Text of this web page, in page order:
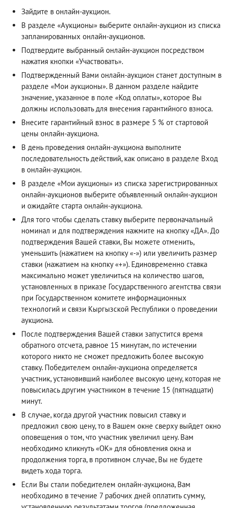
Зайдите в онлайн-аукцион.
В разделе «Аукционы» выберите онлайн-аукцион из списка
запланированных онлайн-аукционов.
Подтвердите выбранный онлайн-аукцион посредством
нажатия кнопки «Участвовать».
Подтвержденный Вами онлайн-аукцион станет доступным в
разделе «Мои аукционы». В данном разделе найдите
значение, указанное в поле «Код оплаты», которое Вы
должны использовать для внесения гарантийного взноса.
Внесите гарантийный взнос в размере 5 % от стартовой
цены онлайн-аукциона.
В день проведения онлайн-аукциона выполните
последовательность действий, как описано в разделе Вход
в онлайн-аукцион.
В разделе «Мои аукционы» из списка зарегистрированных
онлайн-аукционов выберите объявленный онлайн-аукцион
и ожидайте старта онлайн-аукциона.
Для того чтобы сделать ставку выберите первоначальный
номинал и для подтверждения нажмите на кнопку «ДА». До
подтверждения Вашей ставки, Вы можете отменить,
уменьшить (нажатием на кнопку «-») или увеличить размер
ставки (нажатием на кнопку «+»). Единовременно ставка
максимально может увеличиться на количество шагов,
установленных в приказе Государственного агентства связи
при Государственном комитете информационных
технологий и связи Кыргызской Республики о проведении
аукциона.
После подтверждения Вашей ставки запустится время
обратного отсчета, равное 15 минутам, по истечении
которого никто не сможет предложить более высокую
ставку. Победителем онлайн-аукциона определяется
участник, установивший наиболее высокую цену, которая не
повысилась другим участником в течение 15 (пятнадцати)
минут.
В случае, когда другой участник повысил ставку и
предложил свою цену, то в Вашем окне сверху выйдет окно
оповещения о том, что участник увеличил цену. Вам
необходимо кликнуть «ОК» для обновления окна и
продолжения торга, в противном случае, Вы не будете
видеть хода торга.
Если Вы стали победителем онлайн-аукциона, Вам
необходимо в течение 7 рабочих дней оплатить сумму,